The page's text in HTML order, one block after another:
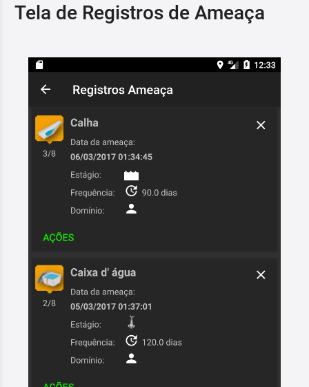
Tela de Registros de Ameaça